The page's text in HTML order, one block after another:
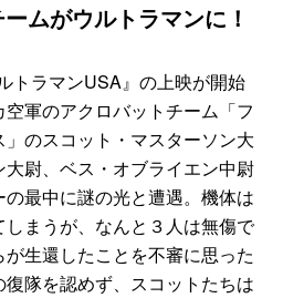
ムがウルトラマンに！
トラマンUSA』の上映が開始
軍のアクロバットチーム「フ
のスコット・マスターソン大
尉、ベス・オブライエン中尉
最中に謎の光と遭遇。機体は
まうが、なんと３人は無傷で
生還したことを不審に思った
隊を認めず、スコットたちは